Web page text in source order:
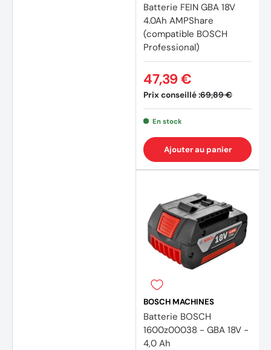
Batterie FEIN GBA 18V
4.0Ah AMPShare
(compatible BOSCH
Professional)
Prix conseillé :69,89 €
47,39 €
En stock
Ajouter au panier
BOSCH MACHINES
Batterie BOSCH
1600z00038 - GBA 18V -
4,0 Ah